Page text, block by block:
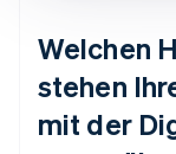
Welchen
stehen
mit der